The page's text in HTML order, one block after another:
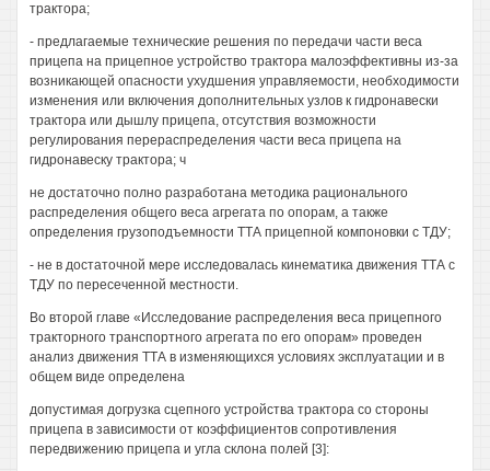
трактора;
- предлагаемые технические решения по передачи части веса
прицепа на прицепное устройство трактора малоэффективны из-за
возникающей опасности ухудшения управляемости, необходимости
изменения или включения дополнительных узлов к гидронавески
трактора или дышлу прицепа, отсутствия возможности
регулирования перераспределения части веса прицепа на
гидронавеску трактора; ч
не достаточно полно разработана методика рационального
распределения общего веса агрегата по опорам, а также
определения грузоподъемности ТТА прицепной компоновки с ТДУ;
- не в достаточной мере исследовалась кинематика движения ТТА с
ТДУ по пересеченной местности.
Во второй главе «Исследование распределения веса прицепного
тракторного транспортного агрегата по его опорам» проведен
анализ движения ТТА в изменяющихся условиях эксплуатации и в
общем виде определена
допустимая догрузка сцепного устройства трактора со стороны
прицепа в зависимости от коэффициентов сопротивления
передвижению прицепа и угла склона полей [3]: